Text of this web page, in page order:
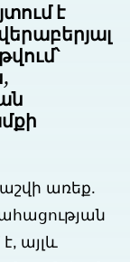
է
առեք.
այլև